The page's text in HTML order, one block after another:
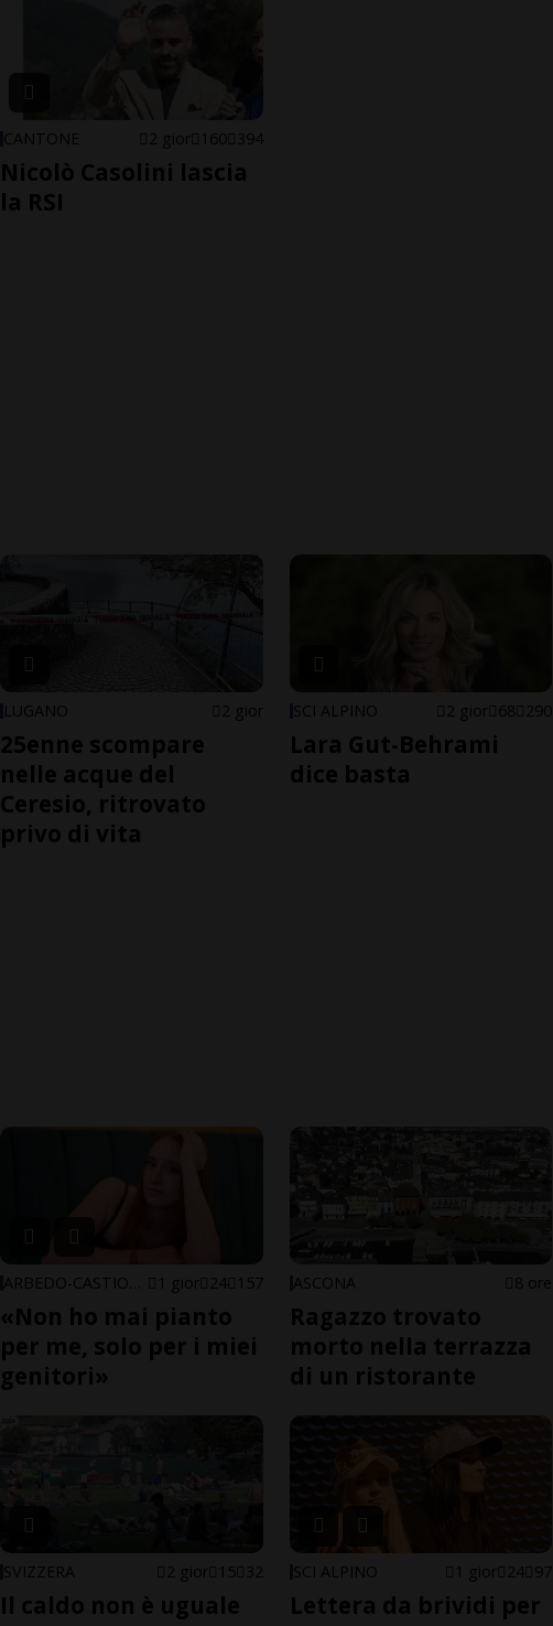
CANTONE 2 gior 160 394
Nicolò Casolini lascia
la RSI
LUGANO 2 gior
25enne scompare
nelle acque del
Ceresio, ritrovato
privo di vita
SCI ALPINO 2 gior 68 290
Lara Gut-Behrami
dice basta
1 gior 24 157
«Non ho mai pianto
per me, solo per i miei
genitori»
ASCONA 8 ore
Ragazzo trovato
morto nella terrazza
di un ristorante
SVIZZERA 2 gior 15 32
Il caldo non è uguale
SCI ALPINO 1 gior 24 97
Lettera da brividi per